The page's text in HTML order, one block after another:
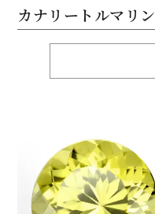
カナリートルマリン